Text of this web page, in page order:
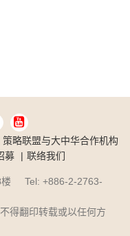
策略联盟与大中华合作机构
募 联络我们
楼 Tel: +886-2-2763-
得翻印转载或以任何方